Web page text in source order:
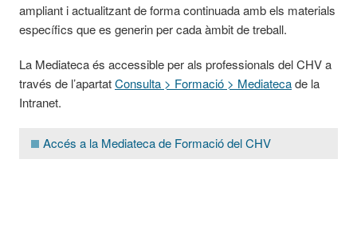
ampliant i actualitzant de forma continuada amb els materials
específics que es generin per cada àmbit de treball.
La Mediateca és accessible per als professionals del CHV a
través de l’apartatConsulta > Formació > Mediatecade la
Intranet.
Accés a la Mediateca de Formació del CHV